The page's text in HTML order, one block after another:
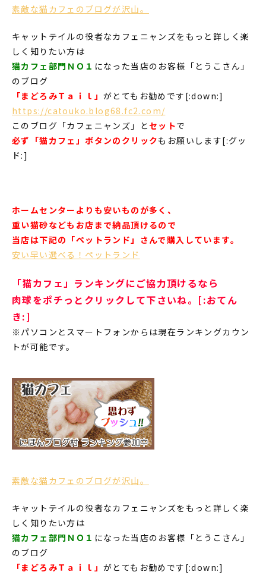
素敵な猫カフェのブログが沢山。
キャットテイルの役者なカフェニャンズをもっと詳しく楽
しく知りたい方は
猫カフェ部門ＮＯ１ になった当店のお客様「とうこさん」
のブログ
「まどろみＴａｉｌ」 がとてもお勧めです[:down:]
https://catouko.blog68.fc2.com/
このブログ「カフェニャンズ」とセットで
必ず「猫カフェ」ボタンのクリックもお願いします[:グッ
ド:]
ホームセンターよりも安いものが多く、
重い猫砂などもお店まで納品頂けるので
当店は下記の「ペットランド」さんで購入しています。
安い早い選べる！ペットランド
「猫カフェ」ランキングにご協力頂けるなら
肉球をポチっとクリックして下さいね。[:おてん
き:]
※パソコンとスマートフォンからは現在ランキングカウン
トが可能です。
素敵な猫カフェのブログが沢山。
キャットテイルの役者なカフェニャンズをもっと詳しく楽
しく知りたい方は
猫カフェ部門ＮＯ１ になった当店のお客様「とうこさん」
のブログ
「まどろみＴａｉｌ」 がとてもお勧めです[:down:]